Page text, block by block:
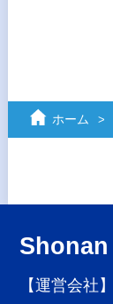
ホーム
【運営会社】